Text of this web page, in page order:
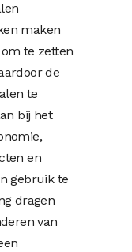
maken
te zetten
de
te
bij het
en
gebruik te
dragen
van